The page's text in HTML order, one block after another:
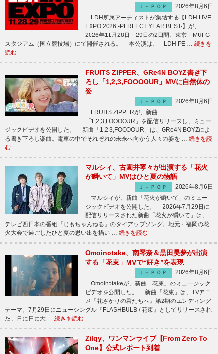
Ｊ－ＰＯＰ
2026年8月6日
LDH所属アーティストが集結する【LDH LIVE-
EXPO 2026 -PERFECT YEAR BEST-】が、
2026年11月28日・29日の2日間、東京・MUFG
スタジアム（国立競技場）にて開催される。 本公演は、「LDH PE … 続きを
読む
FRUITS ZIPPER、GRe4N BOYZ書き下
ろし「1,2,3,FOOOOUR」MVに自然体の
姿
Ｊ－ＰＯＰ
2026年8月6日
FRUITS ZIPPERが、新曲
「1,2,3,FOOOOUR」を配信リリースし、ミュー
ジックビデオを公開した。 新曲「1,2,3,FOOOOUR」は、GRe4N BOYZによ
る書き下ろし楽曲。電車の中でそれぞれの未来へ向かう人々の姿を … 続きを読
む
マルシィ、古園井寧々が出演する「花火
が瞬いて」MVはひと夏の物語
Ｊ－ＰＯＰ
2026年8月6日
マルシィが、新曲「花火が瞬いて」のミュー
ジックビデオを公開した。 2026年7月29日に
配信リリースされた新曲「花火が瞬いて」は、
テレビ西日本の番組『じもちゃんねる』のタイアップソング。地元・福岡の花
火大会で過ごしたひと夏の思い出を描い … 続きを読む
Omoinotake、南琴奈＆黒田昊夢が出演
する「花束」MVで“好き”を表現
Ｊ－ＰＯＰ
2026年8月6日
Omoinotakeが、新曲「花束」のミュージック
ビデオを公開した。 新曲「花束」は、TVアニ
メ『花ざかりの君たちへ』第2期のエンディング
テーマ。7月29日にニューシングル『FLASHBULB / 花束』としてリリースされ
た、日に日に大 … 続きを読む
Zilqy、ワンマンライブ【From Zero To
One】公式レポート到着